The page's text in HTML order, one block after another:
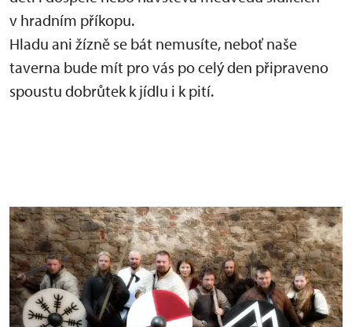
v hradním příkopu.
Hladu ani žízně se bát nemusíte, neboť naše
taverna bude mít pro vás po celý den připraveno
spoustu dobrůtek k jídlu i k pití.